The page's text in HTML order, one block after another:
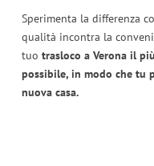
Sperimenta la differenza
qualità incontra la
tuo trasloco a Verona il
possibile, in modo che tu
nuova casa.